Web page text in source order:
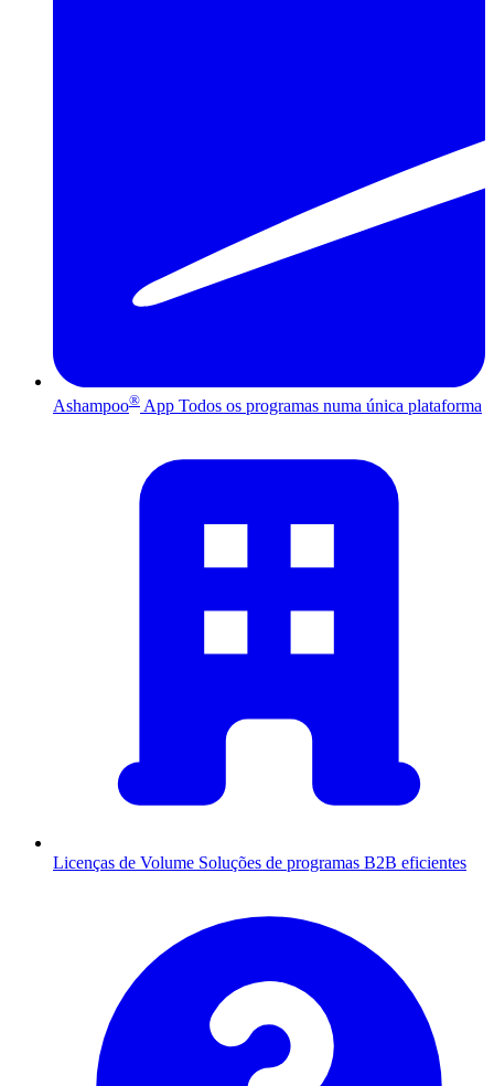
Ashampoo® App Todos os programas numa única plataforma
Licenças de Volume Soluções de programas B2B eficientes